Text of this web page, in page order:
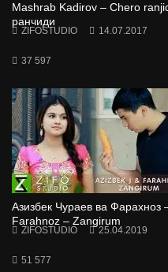
Mashrab Kadirov – Chero
ранчиди
ZIFOSTUDIO 14.07.2017
37 597
Азизбек Чураев ва Фарахноз
Farahnoz – Zangirum
ZIFOSTUDIO 25.04.2019
51 577